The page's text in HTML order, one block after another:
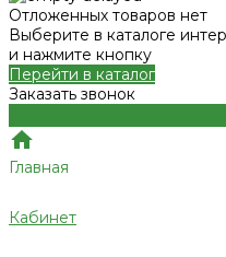
Отложенных товаров нет
Выберите в каталоге
и нажмите кнопку
Перейти в каталог
Заказать звонок
Главная
Кабинет